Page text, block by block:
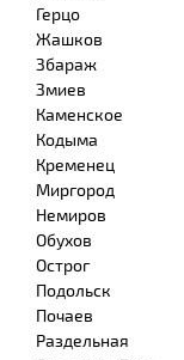
Герцо
Жашков
Збараж
Змиев
Каменское
Кодыма
Кременец
Миргород
Немиров
Обухов
Острог
Подольск
Почаев
Раздельная